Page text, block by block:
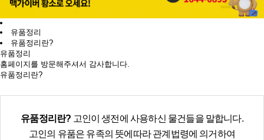
유품정리
유품정리란?
유품정리
홈페이지를 방문해주셔서 감사합니다.
유품정리란?
유품정리란? 고인이 생전에 사용하신 물건들을 말합니다.
고인의 유품은 유족의 뜻에따라 관계법령에 의거하여